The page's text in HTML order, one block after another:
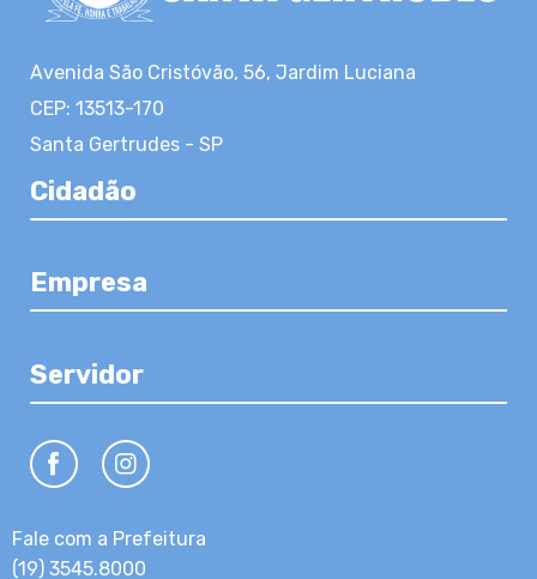
Avenida São Cristóvão, 56, Jardim Luciana
CEP: 13513-170
Santa Gertrudes - SP
Cidadão
Empresa
Servidor
Fale com a Prefeitura
(19) 3545.8000